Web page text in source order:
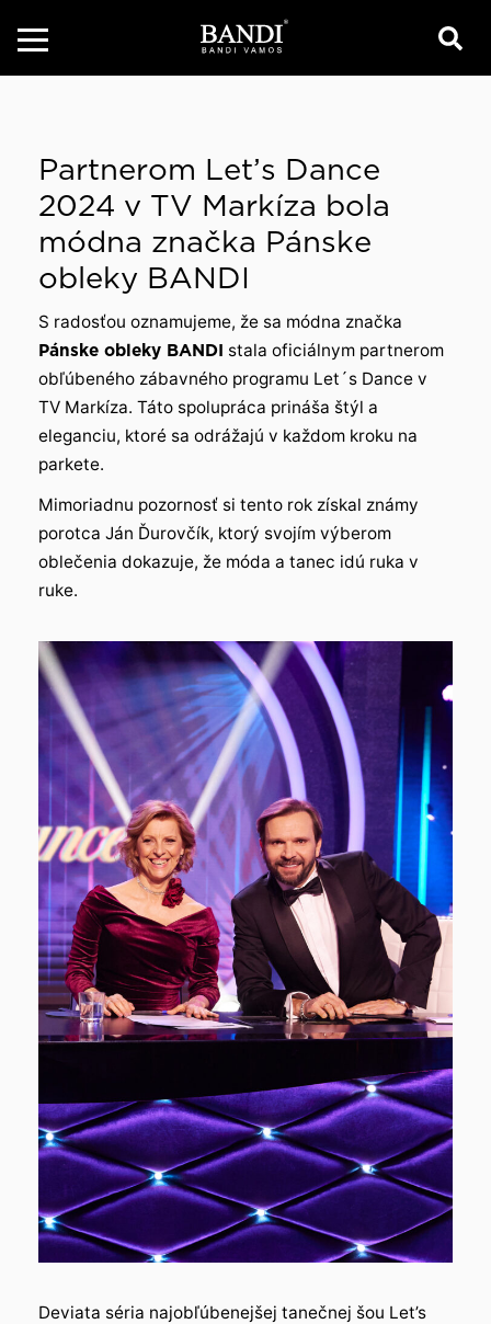
Partnerom Let’s Dance
2024 v TV Markíza bola
módna značka Pánske
obleky BANDI
S radosťou oznamujeme, že sa módna značka
Pánske obleky BANDI stala oficiálnym partnerom
obľúbeného zábavného programu Let´s Dance v
TV Markíza. Táto spolupráca prináša štýl a
eleganciu, ktoré sa odrážajú v každom kroku na
parkete.
Mimoriadnu pozornosť si tento rok získal známy
porotca Ján Ďurovčík, ktorý svojím výberom
oblečenia dokazuje, že móda a tanec idú ruka v
ruke.
Deviata séria najobľúbenejšej tanečnej šou Let’s